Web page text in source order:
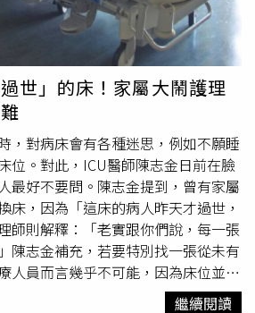
願，認為政府在戰時刻意限制食物，
與飢餓。巴勒斯坦方面統計，自戰爭
被以色列羈押的巴勒斯坦人死亡，其
飢餓可能致死的17歲少年。以色列
（Itamar Ben-Gvir）過去曾公開誇
遇壓縮到法律所允許的最低標準。他
，他在判決出爐後猛烈抨擊最高法
是以色列人嗎？」並指控法院「羞辱
聲。他強調，提供囚犯「法律規定的
改變。以色列民權協會則立即在社群
當局執行裁決，並批評監獄管理局已
。貼文寫道：「一個國家不該讓人挨
行為，人都不應該被餓死。」
世」的床！家屬大鬧護理
，對病床會有各種迷思，例如不願睡
位。對此，ICU醫師陳志金日前在臉
最好不要問。陳志金提到，曾有家屬
床，因為「這床的病人昨天才過世，
師則解釋：「老實跟你們說，每一張
陳志金補充，若要特別找一張從未有
人員而言幾乎不可能，因為床位並無
別找一張沒死過人的床，也是很為難
繼續閱讀